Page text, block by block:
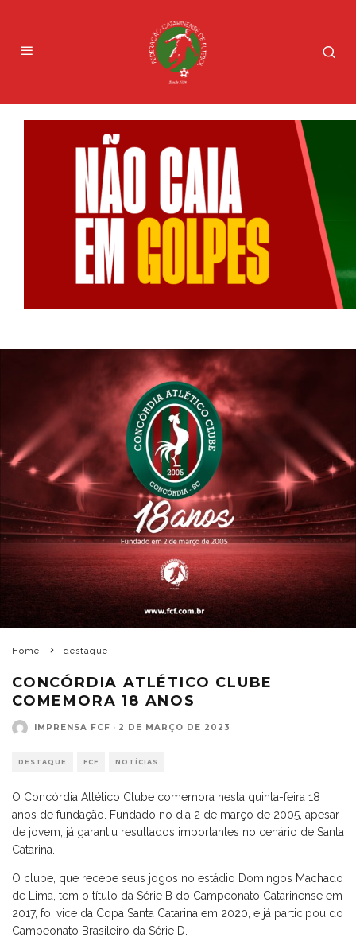
Home destaque
CONCÓRDIA ATLÉTICO CLUBE
COMEMORA 18 ANOS
IMPRENSA FCF · 2 DE MARÇO DE 2023
DESTAQUE FCF NOTÍCIAS
O Concórdia Atlético Clube comemora nesta quinta-feira 18
anos de fundação. Fundado no dia 2 de março de 2005, apesar
de jovem, já garantiu resultados importantes no cenário de Santa
Catarina.
O clube, que recebe seus jogos no estádio Domingos Machado
de Lima, tem o título da Série B do Campeonato Catarinense em
2017, foi vice da Copa Santa Catarina em 2020, e já participou do
Campeonato Brasileiro da Série D.